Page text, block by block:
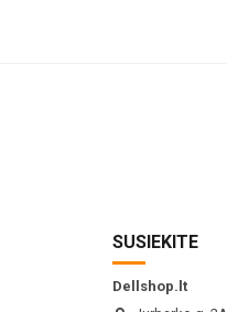
SUSIEKITE
Dellshop.lt